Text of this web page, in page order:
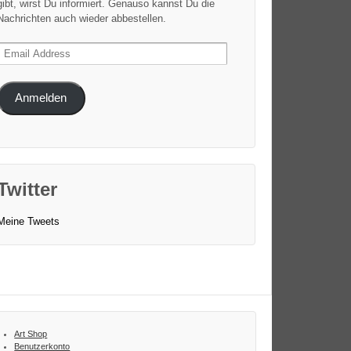
wirst Du informiert. Genauso kannst Du die
auch wieder abbestellen.
Email
Anmelden
Tweets
Art Shop
Benutzerkonto